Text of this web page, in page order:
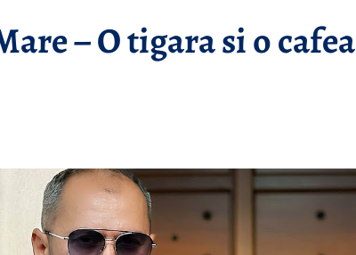
– O tigara si o cafea